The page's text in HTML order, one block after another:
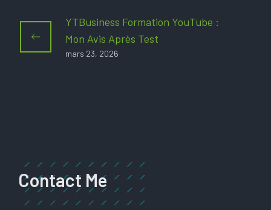
YTBusiness Formation YouTube :
Mon Avis Après Test
mars 23, 2026
Contact Me